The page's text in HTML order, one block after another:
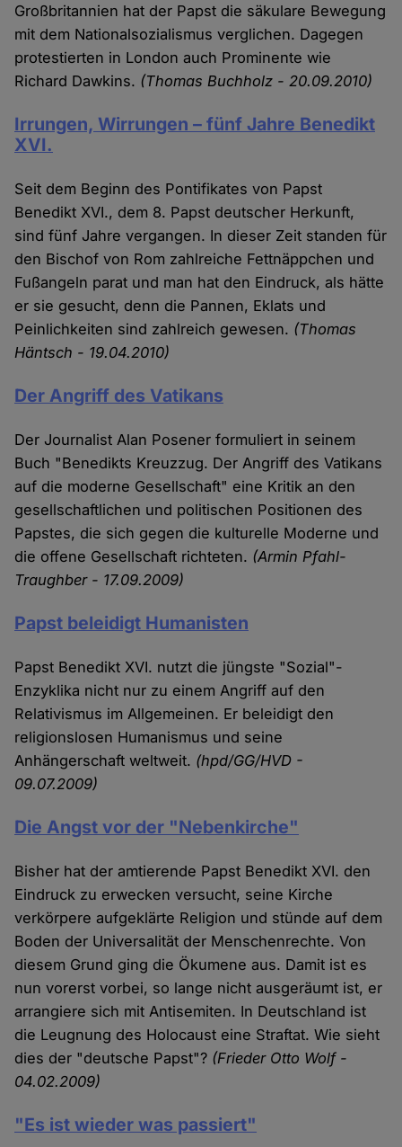
Großbritannien hat der Papst die säkulare Bewegung
mit dem Nationalsozialismus verglichen. Dagegen
protestierten in London auch Prominente wie
Richard Dawkins. (Thomas Buchholz - 20.09.2010)
Irrungen, Wirrungen – fünf Jahre Benedikt
XVI.
Seit dem Beginn des Pontifikates von Papst
Benedikt XVI., dem 8. Papst deutscher Herkunft,
sind fünf Jahre vergangen. In dieser Zeit standen für
den Bischof von Rom zahlreiche Fettnäppchen und
Fußangeln parat und man hat den Eindruck, als hätte
er sie gesucht, denn die Pannen, Eklats und
Peinlichkeiten sind zahlreich gewesen. (Thomas
Häntsch - 19.04.2010)
Der Angriff des Vatikans
Der Journalist Alan Posener formuliert in seinem
Buch "Benedikts Kreuzzug. Der Angriff des Vatikans
auf die moderne Gesellschaft" eine Kritik an den
gesellschaftlichen und politischen Positionen des
Papstes, die sich gegen die kulturelle Moderne und
die offene Gesellschaft richteten. (Armin Pfahl-
Traughber - 17.09.2009)
Papst beleidigt Humanisten
Papst Benedikt XVI. nutzt die jüngste "Sozial"-
Enzyklika nicht nur zu einem Angriff auf den
Relativismus im Allgemeinen. Er beleidigt den
religionslosen Humanismus und seine
Anhängerschaft weltweit. (hpd/GG/HVD -
09.07.2009)
Die Angst vor der "Nebenkirche"
Bisher hat der amtierende Papst Benedikt XVI. den
Eindruck zu erwecken versucht, seine Kirche
verkörpere aufgeklärte Religion und stünde auf dem
Boden der Universalität der Menschenrechte. Von
diesem Grund ging die Ökumene aus. Damit ist es
nun vorerst vorbei, so lange nicht ausgeräumt ist, er
arrangiere sich mit Antisemiten. In Deutschland ist
die Leugnung des Holocaust eine Straftat. Wie sieht
dies der "deutsche Papst"? (Frieder Otto Wolf -
04.02.2009)
"Es ist wieder was passiert"